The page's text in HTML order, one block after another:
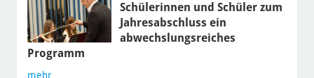
Schülerinnen und Schüler zum
Jahresabschluss ein
abwechslungsreiches
Programm
mehr